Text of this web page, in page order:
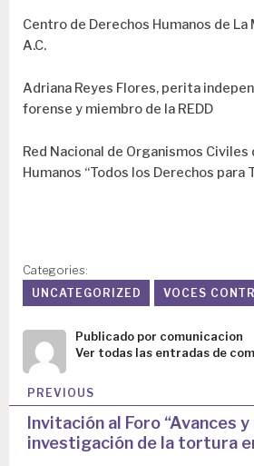
Centro de Derechos Humanos de
A.C.
Adriana Reyes Flores, perita
forense y miembro de la REDD
Red Nacional de Organismos Civiles
Humanos “Todos los Derechos para
Categories:
UNCATEGORIZED
VOCES
Publicado por comunicacion
Ver todas las entradas de
NPREVIOUS
Invitación al Foro “Avances
investigación de la tortura